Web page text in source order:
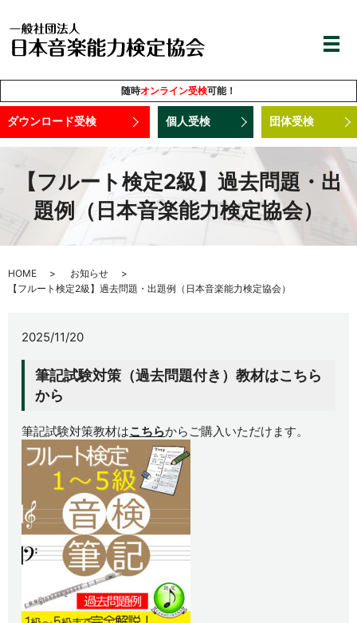
随時オンライン受検可能！
ダウンロード受検 個人受検 団体受検
【フルート検定2級】過去問題・出
題例（日本音楽能力検定協会）
HOME
お知らせ
【フルート検定2級】過去問題・出題例（日本音楽能力検定協会）
2025/11/20
筆記試験対策（過去問題付き）教材はこちら
から
筆記試験対策教材はこちらからご購入いただけます。